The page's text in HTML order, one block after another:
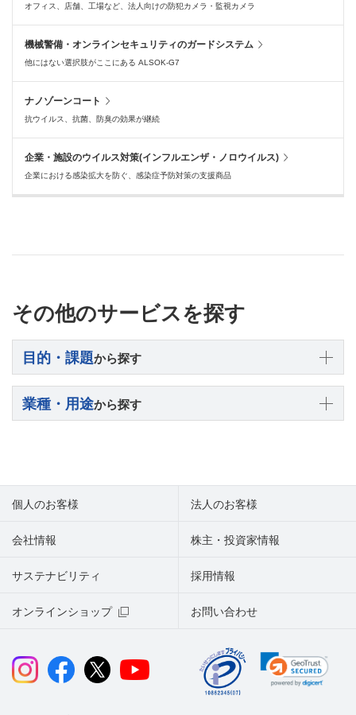
オフィス、店舗、工場など、法人向けの防犯カメラ・監視カメラ
機械警備・オンラインセキュリティのガードシステム
他にはない選択肢がここにある ALSOK-G7
ナノゾーンコート
抗ウイルス、抗菌、防臭の効果が継続
企業・施設のウイルス対策(インフルエンザ・ノロウイルス)
企業における感染拡大を防ぐ、感染症予防対策の支援商品
その他のサービスを探す
目的・課題から探す
業種・用途から探す
個人のお客様 法人のお客様
会社情報 株主・投資家情報
サステナビリティ
オンラインショップ お問い合わせ
採用情報